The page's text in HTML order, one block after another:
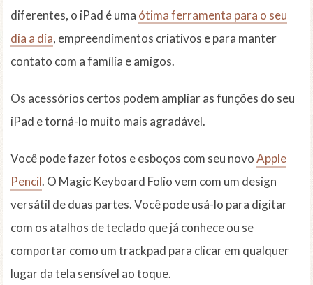
diferentes, o iPad é uma ótima ferramenta para o seu
dia a dia, empreendimentos criativos e para manter
contato com a família e amigos.
Os acessórios certos podem ampliar as funções do seu
iPad e torná-lo muito mais agradável.
Você pode fazer fotos e esboços com seu novoApple
Pencil. O Magic Keyboard Folio vem com um design
versátil de duas partes. Você pode usá-lo para digitar
com os atalhos de teclado que já conhece ou se
comportar como um trackpad para clicar em qualquer
lugar da tela sensível ao toque.